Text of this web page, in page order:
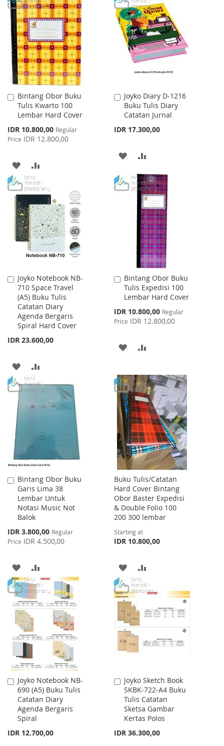
WISH
LIST
COMPARE
WISH
LIST
COMPARE
Bintang Obor Buku
Tulis Kwarto 100
Lembar Hard Cover
Special
Price
IDR 10.800,00 Regular
Price IDR 12.800,00
Add
to
Cart
ADD
TO
LIST
TO
COMPARE
Joyko Diary D-1216
Buku Tulis Diary
Catatan Jurnal
IDR 17.300,00
Add
to
Cart
ADD
TO
WISH
LIST
TO
COMPARE
Joyko Notebook NB-
710 Space Travel
(A5) Buku Tulis
Catatan Diary
Agenda Bergaris
Spiral Hard Cover
IDR 23.600,00
Add
to
Cart
ADD
TO
LIST
TO
COMPARE
Bintang Obor Buku
Tulis Expedisi 100
Lembar Hard Cover
Special
Price
IDR 10.800,00 Regular
Price IDR 12.800,00
Add
to
Cart
ADD
WISH
LIST
COMPARE
Bintang Obor Buku
Garis Lima 38
Lembar Untuk
Notasi Music Not
Balok
Special
Price
IDR 3.800,00 Regular
Price IDR 4.500,00
Add
to
Cart
ADD
TO
WISH
LIST
TO
COMPARE
Buku Tulis/Catatan
Hard Cover Bintang
Obor Baster Expedisi
& Double Folio 100
200 300 lembar
Starting at
IDR 10.800,00
ADD
TO
WISH
LIST
TO
COMPARE
Joyko Notebook NB-
690 (A5) Buku Tulis
Catatan Diary
Agenda Bergaris
Spiral
IDR 12.700,00
Add
to
Cart
Joyko Sketch Book
SKBK-722-A4 Buku
Tulis Catatan
Sketsa Gambar
Kertas Polos
IDR 36.300,00
Add
to
Cart